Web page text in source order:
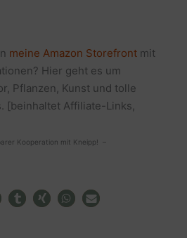
meine Amazon Storefrontmit
Hier geht es um
Pflanzen, Kunst und tolle
[beinhaltet Affiliate-Links,
Kooperation mit Kneipp! –